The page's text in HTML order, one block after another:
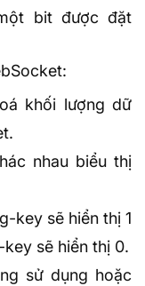
bit được đặt
khối lượng dữ
nhau biểu thị
key sẽ hiển thị 1
sẽ hiển thị 0.
sử dụng hoặc